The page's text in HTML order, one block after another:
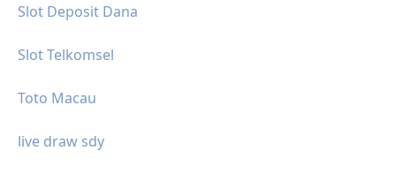
Slot Deposit Dana
Slot Telkomsel
Toto Macau
live draw sdy